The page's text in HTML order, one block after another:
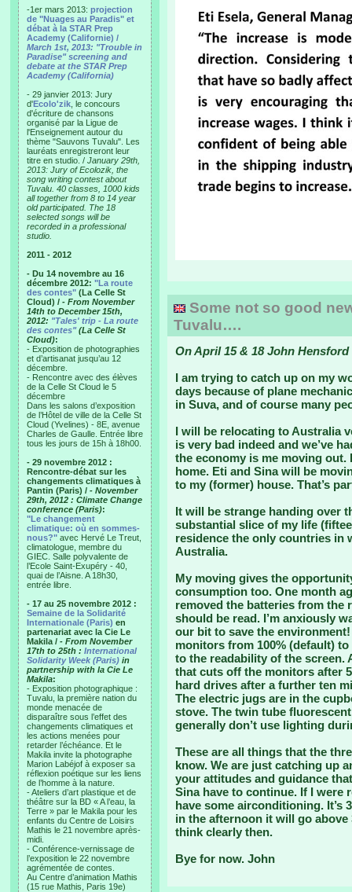
-1er mars 2013: projection
de "Nuages au Paradis" et
débat à la STAR Prep
Academy (Californie) /
March 1st, 2013: "Trouble in
Paradise" screening and
debate at the STAR Prep
Academy (California)
- 29 janvier 2013: Jury
d'Ecolo'zik , le concours
d'écriture de chansons
organisé par la Ligue de
l'Enseignement autour du
thème "Sauvons Tuvalu". Les
lauréats enregistreront leur
titre en studio. / January 29th,
2013: Jury of Ecolozik, the
song writing contest about
Tuvalu. 40 classes, 1000 kids
all together from 8 to 14 year
old participated. The 18
selected songs will be
recorded in a professional
studio.
2011 - 2012
- Du 14 novembre au 16
décembre 2012: "La route
des contes" (La Celle St
Cloud) / - From November
14th to December 15th,
2012: "Tales' trip - La route
des contes"(La Celle St
Cloud):
- Exposition de photographies
et d’artisanat jusqu’au 12
décembre.
- Rencontre avec des élèves
de la Celle St Cloud le 5
décembre
Dans les salons d’exposition
de l’Hôtel de ville de la Celle St
Cloud (Yvelines) - 8E, avenue
Charles de Gaulle. Entrée libre
tous les jours de 15h à 18h00.
- 29 novembre 2012 :
Rencontre-débat sur les
changements climatiques à
Pantin (Paris) / - November
29th, 2012 : Climate Change
conference (Paris):
"Le changement
climatique: où en sommes-
nous?" avec Hervé Le Treut,
climatologue, membre du
GIEC. Salle polyvalente de
l’Ecole Saint-Exupéry - 40,
quai de l’Aisne. A 18h30,
entrée libre.
- 17 au 25 novembre 2012 :
Semaine de la Solidarité
Internationale (Paris) en
partenariat avec la Cie Le
Makila / - From November
17th to 25th : International
Solidarity Week (Paris) in
partnership with la Cie Le
Makila:
- Exposition photographique :
Tuvalu, la première nation du
monde menacée de
disparaître sous l’effet des
changements climatiques et
les actions menées pour
retarder l’échéance. Et le
Makila invite la photographe
Marion Labéjof à exposer sa
réflexion poétique sur les liens
de l’homme à la nature.
- Ateliers d’art plastique et de
théâtre sur la BD « A l’eau, la
Terre » par le Makila pour les
enfants du Centre de Loisirs
Mathis le 21 novembre après-
midi.
- Conférence-vernissage de
l’exposition le 22 novembre
agrémentée de contes.
Au Centre d’animation Mathis
(15 rue Mathis, Paris 19e)
Some not so good
Tuvalu….
On April 15 & 18 John
I am trying to catch up on my
days because of plane
in Suva, and of course many
I will be relocating to Australia
is very bad indeed and we’ve
the economy is me moving
home. Eti and Sina will be
to my (former) house. That’s
It will be strange handing over
substantial slice of my life
residence the only countries in
Australia.
My moving gives the
consumption too. One month
removed the batteries from the
should be read. I’m anxiously
our bit to save the
monitors from 100% (default)
to the readability of the screen.
that cuts off the monitors after
hard drives after a further ten
The electric jugs are in the
stove. The twin tube
generally don’t use lighting
These are all things that the
know. We are just catching up
your attitudes and guidance
Sina have to continue. If I were
have some airconditioning.
in the afternoon it will go above
think clearly then.
Bye for now. John